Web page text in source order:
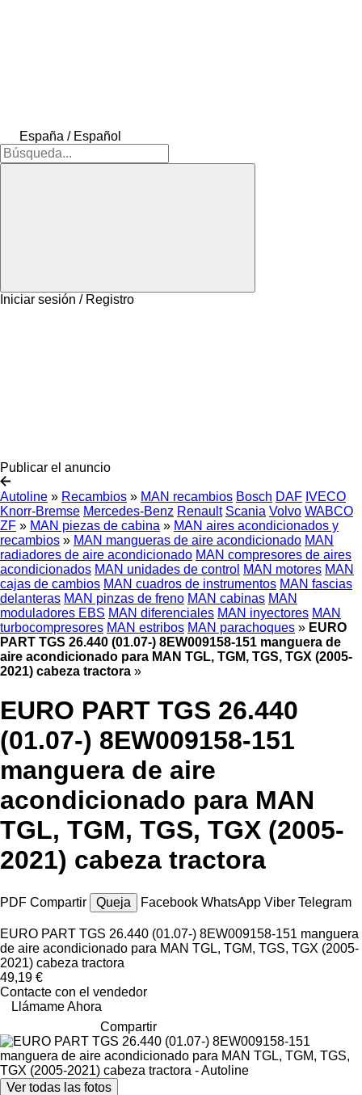
España / Español
Iniciar sesión / Registro
Publicar el anuncio
Autoline » Recambios » MAN recambios Bosch DAF IVECO
Knorr-Bremse Mercedes-Benz Renault Scania Volvo WABCO
ZF » MAN piezas de cabina » MAN aires acondicionados y
recambios » MAN mangueras de aire acondicionado MAN
radiadores de aire acondicionado MAN compresores de aires
acondicionados MAN unidades de control MAN motores MAN
cajas de cambios MAN cuadros de instrumentos MAN fascias
delanteras MAN pinzas de freno MAN cabinas MAN
moduladores EBS MAN diferenciales MAN inyectores MAN
turbocompresores MAN estribos MAN parachoques » EURO
PART TGS 26.440 (01.07-) 8EW009158-151 manguera de
aire acondicionado para MAN TGL, TGM, TGS, TGX (2005-
2021) cabeza tractora »
EURO PART TGS 26.440
(01.07-) 8EW009158-151
manguera de aire
acondicionado para MAN
TGL, TGM, TGS, TGX (2005-
2021) cabeza tractora
PDF Compartir Queja Facebook WhatsApp Viber Telegram
EURO PART TGS 26.440 (01.07-) 8EW009158-151 manguera
de aire acondicionado para MAN TGL, TGM, TGS, TGX (2005-
2021) cabeza tractora
49,19 €
Contacte con el vendedor
Llámame Ahora
Compartir
Ver todas las fotos